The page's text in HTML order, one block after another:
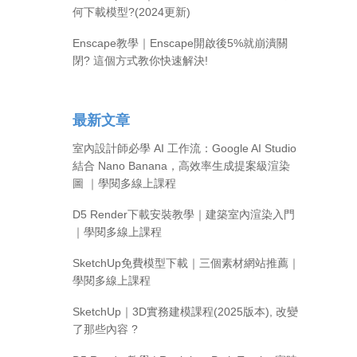
何下載模型?(2024更新)
Enscape教學｜Enscape開啟後5%就崩潰關
閉? 這個方式教你快速解決!
最新文章
室內設計師必學 AI 工作流：Google AI Studio
結合 Nano Banana，高效率生成提案級渲染
圖 ｜學閱多線上課程
D5 Render下載安裝教學｜建築室內渲染入門
｜學閱多線上課程
SketchUp免費模型下載｜三個素材網站推薦｜
學閱多線上課程
SketchUp｜3D實務建模課程(2025版本), 改變
了那些內容 ?